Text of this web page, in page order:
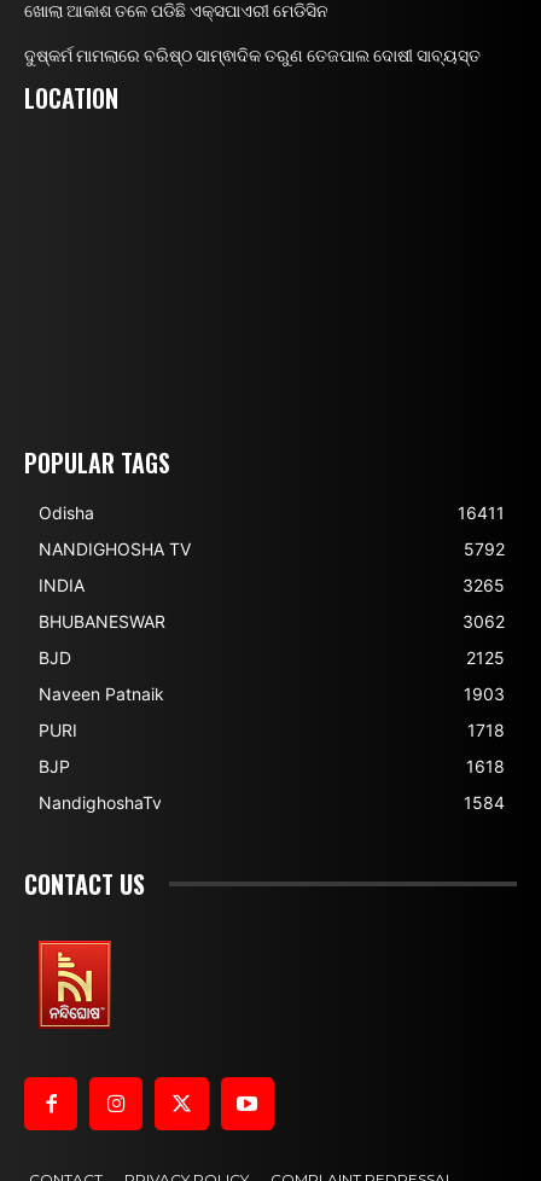
ଖୋଲା ଆକାଶ ତଳେ ପଡିଛି ଏକ୍ସପାଏରୀ ମେଡିସିନ
ଦୁଷ୍କର୍ମ ମାମଲାରେ ବରିଷ୍ଠ ସାମ୍ଵାଦିକ ତରୁଣ ତେଜପାଲ ଦୋଷୀ ସାବ୍ୟସ୍ତ
LOCATION
POPULAR TAGS
Odisha
16411
NANDIGHOSHA TV
5792
INDIA
3265
BHUBANESWAR
3062
BJD
2125
Naveen Patnaik
1903
PURI
1718
BJP
1618
NandighoshaTv
1584
CONTACT US